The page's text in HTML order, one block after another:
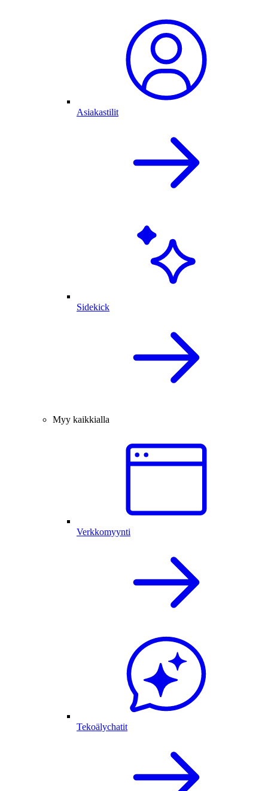
Asiakastilit
Sidekick
Myy kaikkialla
Verkkomyynti
Tekoälychatit